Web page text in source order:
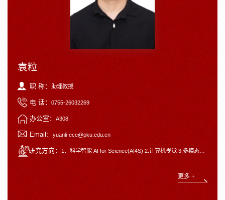
袁粒
职 称： 助理教授
电 话： 0755-26032269
办公室： A308
Email： yuanli-ece@pku.edu.cn
研究方向： 1、科学智能 AI for Science(AI4S) 2.计算机视觉 3.多模态深度学习
更多 +